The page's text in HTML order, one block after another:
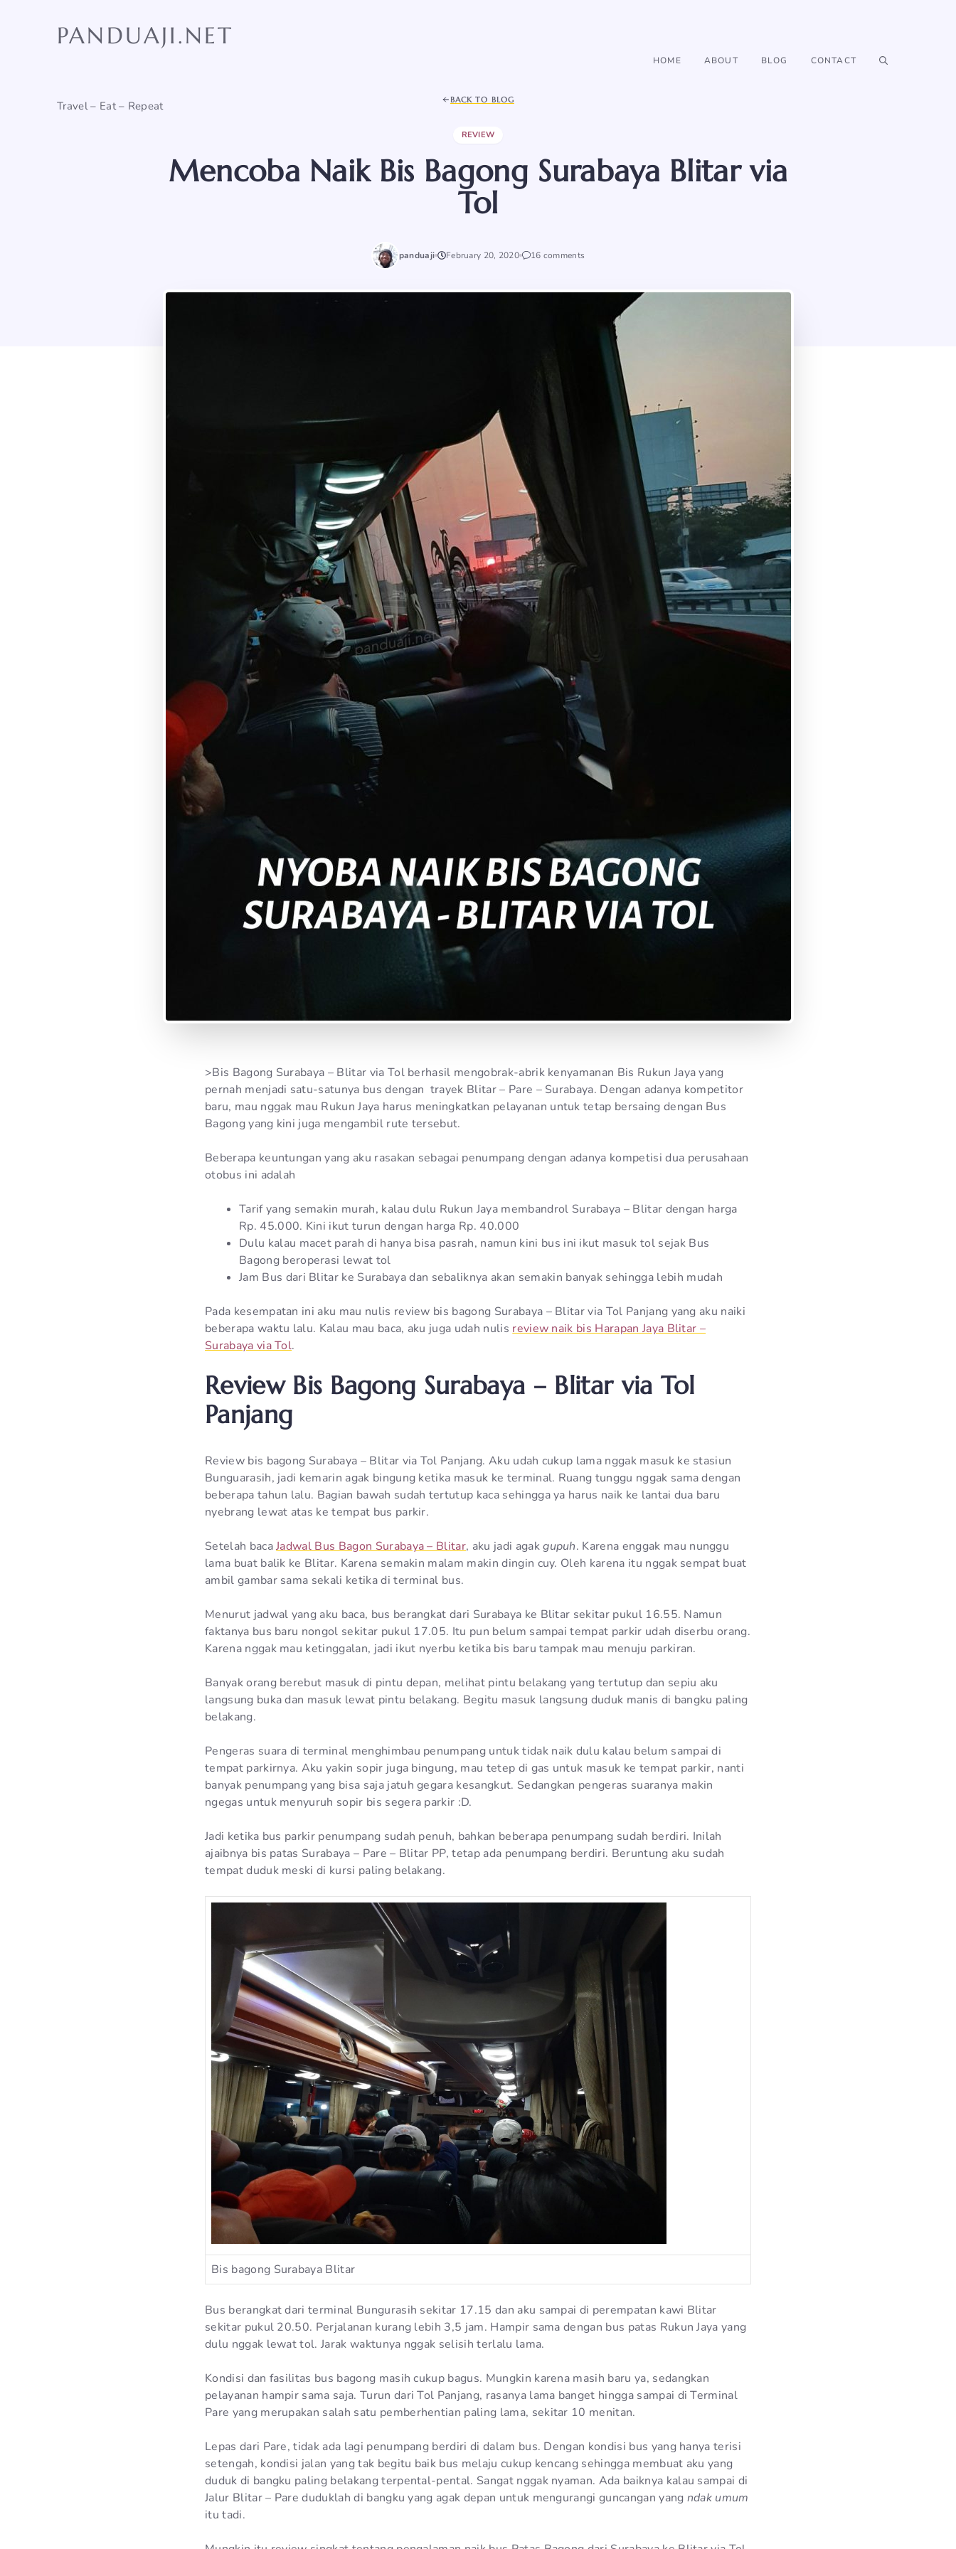
PANDUAJI.NET
Travel – Eat – Repeat
HOME ABOUT BLOG CONTACT
BACK TO BLOG
REVIEW
Mencoba Naik Bis Bagong Surabaya Blitar via
Tol
panduaji February 20, 2020 16 comments
>Bis Bagong Surabaya – Blitar via Tol berhasil mengobrak-abrik kenyamanan Bis Rukun Jaya yang
pernah menjadi satu-satunya bus dengan trayek Blitar – Pare – Surabaya. Dengan adanya kompetitor
baru, mau nggak mau Rukun Jaya harus meningkatkan pelayanan untuk tetap bersaing dengan Bus
Bagong yang kini juga mengambil rute tersebut.
Beberapa keuntungan yang aku rasakan sebagai penumpang dengan adanya kompetisi dua perusahaan
otobus ini adalah
Tarif yang semakin murah, kalau dulu Rukun Jaya membandrol Surabaya – Blitar dengan harga
Rp. 45.000. Kini ikut turun dengan harga Rp. 40.000
Dulu kalau macet parah di hanya bisa pasrah, namun kini bus ini ikut masuk tol sejak Bus
Bagong beroperasi lewat tol
Jam Bus dari Blitar ke Surabaya dan sebaliknya akan semakin banyak sehingga lebih mudah
Pada kesempatan ini aku mau nulis review bis bagong Surabaya – Blitar via Tol Panjang yang aku naiki
beberapa waktu lalu. Kalau mau baca, aku juga udah nulis review naik bis Harapan Jaya Blitar –
Surabaya via Tol.
Review Bis Bagong Surabaya – Blitar via Tol
Panjang
Review bis bagong Surabaya – Blitar via Tol Panjang. Aku udah cukup lama nggak masuk ke stasiun
Bunguarasih, jadi kemarin agak bingung ketika masuk ke terminal. Ruang tunggu nggak sama dengan
beberapa tahun lalu. Bagian bawah sudah tertutup kaca sehingga ya harus naik ke lantai dua baru
nyebrang lewat atas ke tempat bus parkir.
Setelah bacaJadwal Bus Bagon Surabaya – Blitar, aku jadi agakgupuh. Karena enggak mau nunggu
lama buat balik ke Blitar. Karena semakin malam makin dingin cuy. Oleh karena itu nggak sempat buat
ambil gambar sama sekali ketika di terminal bus.
Menurut jadwal yang aku baca, bus berangkat dari Surabaya ke Blitar sekitar pukul 16.55. Namun
faktanya bus baru nongol sekitar pukul 17.05. Itu pun belum sampai tempat parkir udah diserbu orang.
Karena nggak mau ketinggalan, jadi ikut nyerbu ketika bis baru tampak mau menuju parkiran.
Banyak orang berebut masuk di pintu depan, melihat pintu belakang yang tertutup dan sepiu aku
langsung buka dan masuk lewat pintu belakang. Begitu masuk langsung duduk manis di bangku paling
belakang.
Pengeras suara di terminal menghimbau penumpang untuk tidak naik dulu kalau belum sampai di
tempat parkirnya. Aku yakin sopir juga bingung, mau tetep di gas untuk masuk ke tempat parkir, nanti
banyak penumpang yang bisa saja jatuh gegara kesangkut. Sedangkan pengeras suaranya makin
ngegas untuk menyuruh sopir bis segera parkir :D.
Jadi ketika bus parkir penumpang sudah penuh, bahkan beberapa penumpang sudah berdiri. Inilah
ajaibnya bis patas Surabaya – Pare – Blitar PP, tetap ada penumpang berdiri. Beruntung aku sudah
tempat duduk meski di kursi paling belakang.
Bis bagong Surabaya Blitar
Bus berangkat dari terminal Bungurasih sekitar 17.15 dan aku sampai di perempatan kawi Blitar
sekitar pukul 20.50. Perjalanan kurang lebih 3,5 jam. Hampir sama dengan bus patas Rukun Jaya yang
dulu nggak lewat tol. Jarak waktunya nggak selisih terlalu lama.
Kondisi dan fasilitas bus bagong masih cukup bagus. Mungkin karena masih baru ya, sedangkan
pelayanan hampir sama saja. Turun dari Tol Panjang, rasanya lama banget hingga sampai di Terminal
Pare yang merupakan salah satu pemberhentian paling lama, sekitar 10 menitan.
Lepas dari Pare, tidak ada lagi penumpang berdiri di dalam bus. Dengan kondisi bus yang hanya terisi
setengah, kondisi jalan yang tak begitu baik bus melaju cukup kencang sehingga membuat aku yang
duduk di bangku paling belakang terpental-pental. Sangat nggak nyaman. Ada baiknya kalau sampai di
Jalur Blitar – Pare duduklah di bangku yang agak depan untuk mengurangi guncangan yang ndak umum
itu tadi.